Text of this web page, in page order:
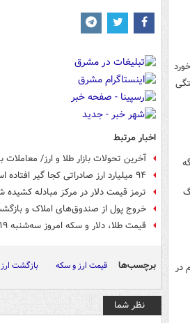
در
اخبار مرتبط
آخرین تحولات بازار طلا و ارز/
۹۴ میلیارد ارز صادراتی کجا گیر افتاده است؟
ترمز قیمت دلار در مرکز مبادله کشیده
خروج پول از صندوق‌های املاک و
قیمت طلا، دلار و سکه امروز سه‌شنبه ۱۹ خرداد
برچسب‌ها قیمت ارز و سکه بازگشت
نظر شما